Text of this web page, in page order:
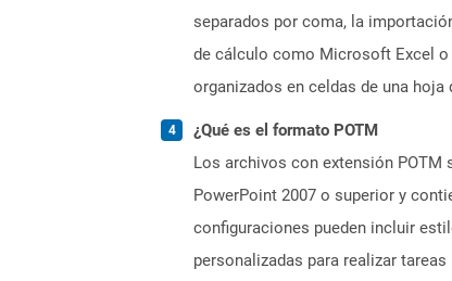
separados por coma, la
de cálculo como Microsoft Excel o
organizados en celdas de una
¿Qué es el formato POTM
Los archivos con extensión
PowerPoint 2007 o superior y
configuraciones pueden incluir
personalizadas para realizar